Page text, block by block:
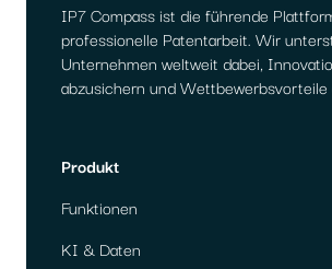
IP7 Compass ist die führende
professionelle Patentarbeit. Wir
Unternehmen weltweit dabei,
abzusichern und Wettbewerbsvorteile
Produkt
Funktionen
KI & Daten